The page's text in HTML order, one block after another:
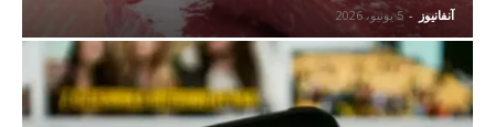
آنفانيوز - 5 يونيو، 2026